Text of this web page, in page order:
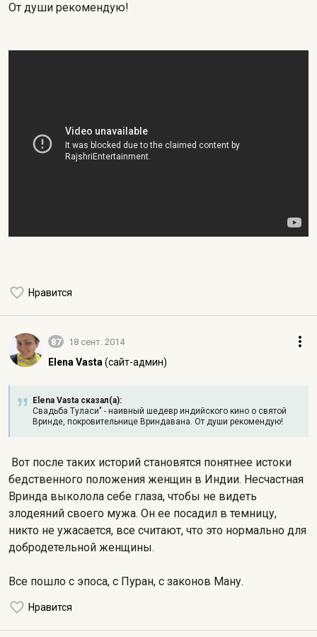
От души рекомендую!
Нравится
87 18 сент. 2014
Elena Vasta (сайт-админ)
Elena Vasta сказал(а):
Свадьба Туласи" - наивный шедевр индийского кино о святой
Вринде, покровительнице Вриндавана. От души рекомендую!
Вот после таких историй становятся понятнее истоки
бедственного положения женщин в Индии. Несчастная
Вринда выколола себе глаза, чтобы не видеть
злодеяний своего мужа. Он ее посадил в темницу,
никто не ужасается, все считают, что это нормально для
добродетельной женщины.
Все пошло с эпоса, с Пуран, с законов Ману.
Нравится